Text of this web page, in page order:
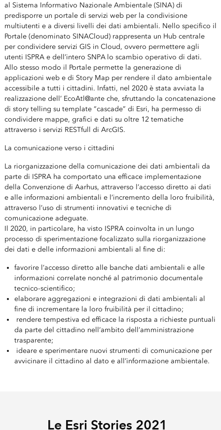
al Sistema Informativo Nazionale Ambientale (SINA) di
predisporre un portale di servizi web per la condivisione
multiutenti e a diversi livelli dei dati ambientali. Nello specifico il
Portale (denominato SINACloud) rappresenta un Hub centrale
per condividere servizi GIS in Cloud, ovvero permettere agli
utenti ISPRA e dell’intero SNPA lo scambio operativo di dati.
Allo stesso modo il Portale permette la generazione di
applicazioni web e di Story Map per rendere il dato ambientale
accessibile a tutti i cittadini. Infatti, nel 2020 è stata avviata la
realizzazione dell’ EcoAtl@ante che, sfruttando la concatenazione
di story telling su template “cascade” di Esri, ha permesso di
condividere mappe, grafici e dati su oltre 12 tematiche
attraverso i servizi RESTfull di ArcGIS.
La comunicazione verso i cittadini
La riorganizzazione della comunicazione dei dati ambientali da
parte di ISPRA ha comportato una efficace implementazione
della Convenzione di Aarhus, attraverso l’accesso diretto ai dati
e alle informazioni ambientali e l’incremento della loro fruibilità,
attraverso l’uso di strumenti innovativi e tecniche di
comunicazione adeguate.
Il 2020, in particolare, ha visto ISPRA coinvolta in un lungo
processo di sperimentazione focalizzato sulla riorganizzazione
dei dati e delle informazioni ambientali al fine di:
favorire l’accesso diretto alle banche dati ambientali e alle
informazioni correlate nonché al patrimonio documentale
tecnico-scientifico;
elaborare aggregazioni e integrazioni di dati ambientali al
fine di incrementare la loro fruibilità per il cittadino;
rendere tempestiva ed efficace la risposta a richieste puntuali
da parte del cittadino nell’ambito dell’amministrazione
trasparente;
ideare e sperimentare nuovi strumenti di comunicazione per
avvicinare il cittadino al dato e all’informazione ambientale.
Le Esri Stories 2021